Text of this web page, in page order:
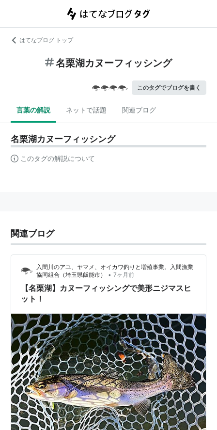
はてなブログ トップ
名栗湖カヌーフィッシング
このタグでブログを書く
言葉の解説 ネットで話題 関連ブログ
名栗湖カヌーフィッシング
このタグの解説について
関連ブログ
入間川のアユ、ヤマメ、オイカワ釣りと増殖事業。入間漁業
協同組合（埼玉県飯能市）
• 7ヶ月前
【名栗湖】カヌーフィッシングで美形ニジマスヒ
ット！